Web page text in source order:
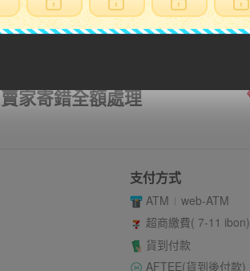
賣家寄錯全額處理
支付方式
ATM
web-ATM
超商繳費( 7-11 ibon)
貨到付款
AFTEE(貨到後付款)